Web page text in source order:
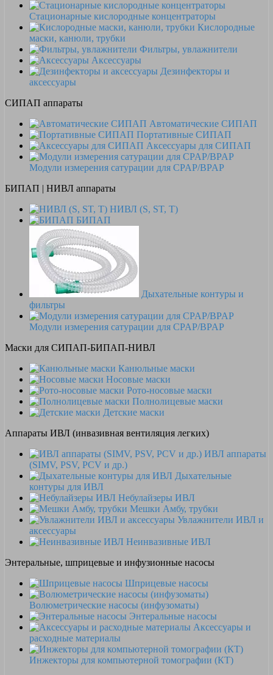
Стационарные кислородные концентраторы
Кислородные
маски, канюли, трубки
Фильтры, увлажнители
Аксессуары
Дезинфекторы и
аксессуары
СИПАП аппараты
Автоматические СИПАП
Портативные СИПАП
Аксессуары для СИПАП
Модули измерения сатурации для CPAP/BPAP
БИПАП | НИВЛ аппараты
НИВЛ (S, ST, T)
БИПАП
Дыхательные контуры и
фильтры
Модули измерения сатурации для CPAP/BPAP
Маски для СИПАП-БИПАП-НИВЛ
Канюльные маски
Носовые маски
Рото-носовые маски
Полнолицевые маски
Детские маски
Аппараты ИВЛ (инвазивная вентиляция легких)
ИВЛ аппараты
(SIMV, PSV, PCV и др.)
Дыхательные
контуры для ИВЛ
Небулайзеры ИВЛ
Мешки Амбу, трубки
Увлажнители ИВЛ и
аксессуары
Неинвазивные ИВЛ
Энтеральные, шприцевые и инфузионные насосы
Шприцевые насосы
Волюметрические насосы (инфузоматы)
Энтеральные насосы
Аксессуары и
расходные материалы
Инжекторы для компьютерной томографии (КТ)